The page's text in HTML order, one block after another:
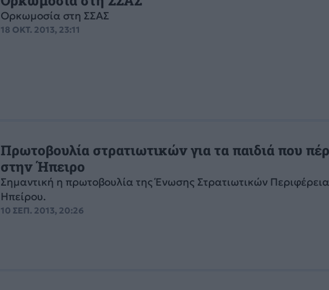
Ορκωμοσία στη ΣΣΑΣ
18 ΟΚΤ. 2013, 23:11
Πρωτοβουλία στρατιωτικών για τα παιδιά που
στην Ήπειρο
Σημαντική η πρωτοβουλία της Ένωσης Στρατιωτικών
Ηπείρου.
10 ΣΕΠ. 2013, 20:26